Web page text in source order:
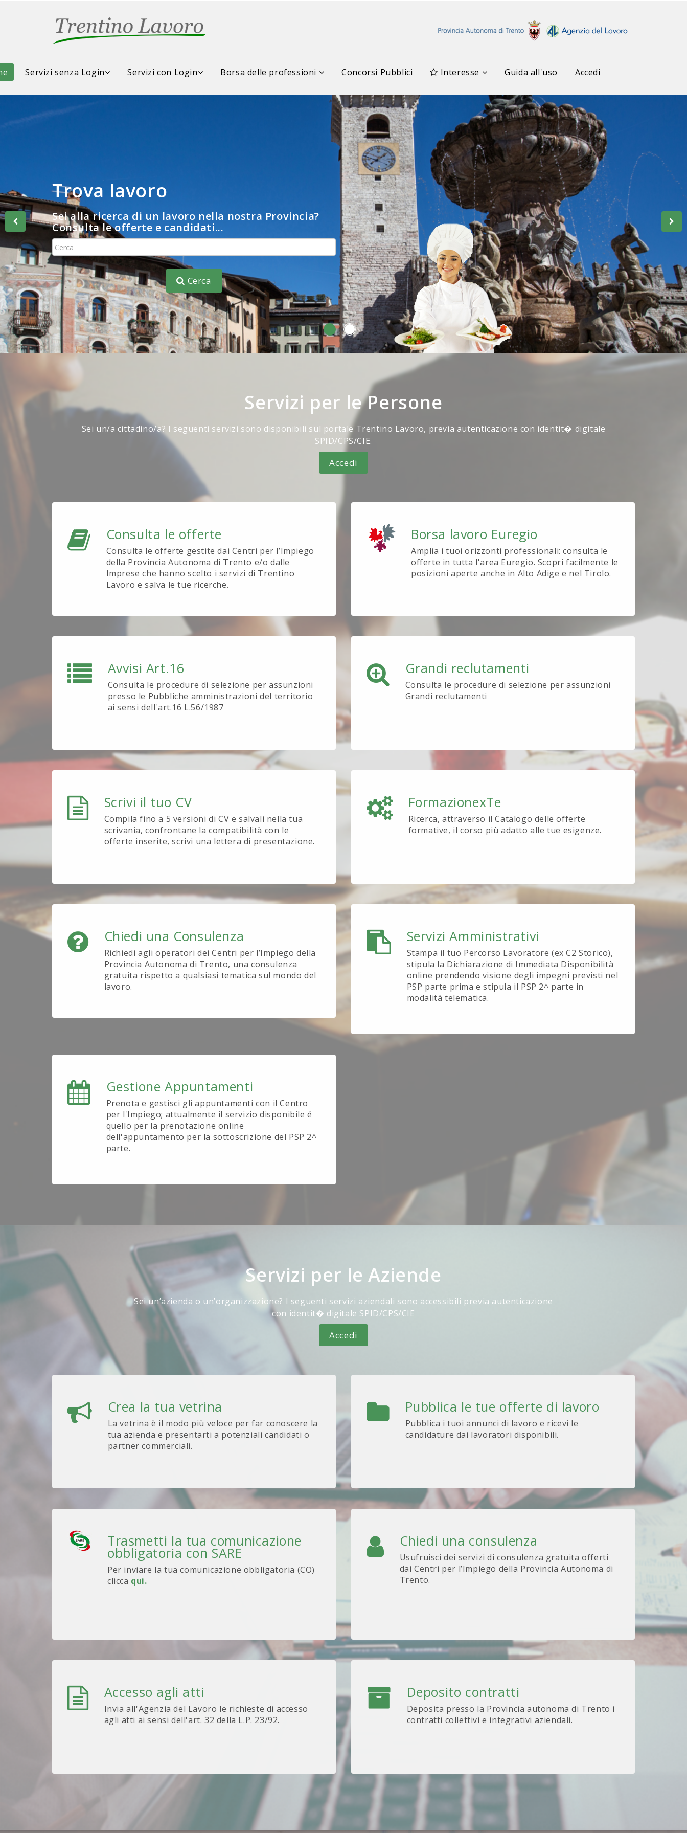
Servizi senza Login Servizi con Login Borsa delle professioni Concorsi Pubblici Interesse Guida all'uso Accedi
Trova lavoro
Sei alla ricerca di un lavoro nella nostra Provincia?
Consulta le offerte e candidati...
Cerca
Consulta la Borsa delle Professioni
Consulta
Servizi per le Persone
Sei un/a cittadino/a? I seguenti servizi sono disponibili sul portale Trentino Lavoro, previa autenticazione con identit� digitale
SPID/CPS/CIE.
Accedi
Consulta le offerte
Consulta le offerte gestite dai Centri per l’Impiego
della Provincia Autonoma di Trento e/o dalle
Imprese che hanno scelto i servizi di Trentino
Lavoro e salva le tue ricerche.
Borsa lavoro Euregio
Amplia i tuoi orizzonti professionali: consulta le
offerte in tutta l'area Euregio. Scopri facilmente le
posizioni aperte anche in Alto Adige e nel Tirolo.
Avvisi Art.16
Consulta le procedure di selezione per assunzioni
presso le Pubbliche amministrazioni del territorio
ai sensi dell'art.16 L.56/1987
Grandi reclutamenti
Consulta le procedure di selezione per assunzioni
Grandi reclutamenti
Scrivi il tuo CV
Compila fino a 5 versioni di CV e salvali nella tua
scrivania, confrontane la compatibilità con le
offerte inserite, scrivi una lettera di presentazione.
FormazionexTe
Ricerca, attraverso il Catalogo delle offerte
formative, il corso più adatto alle tue esigenze.
Chiedi una Consulenza
Richiedi agli operatori dei Centri per l’Impiego della
Provincia Autonoma di Trento, una consulenza
gratuita rispetto a qualsiasi tematica sul mondo del
lavoro.
Servizi Amministrativi
Stampa il tuo Percorso Lavoratore (ex C2 Storico),
stipula la Dichiarazione di Immediata Disponibilità
online prendendo visione degli impegni previsti nel
PSP parte prima e stipula il PSP 2^ parte in
modalità telematica.
Gestione Appuntamenti
Prenota e gestisci gli appuntamenti con il Centro
per l'Impiego; attualmente il servizio disponibile é
quello per la prenotazione online
dell'appuntamento per la sottoscrizione del PSP 2^
parte.
Servizi per le Aziende
Sei un’azienda o un’organizzazione? I seguenti servizi aziendali sono accessibili previa autenticazione
con identit� digitale SPID/CPS/CIE
Accedi
Crea la tua vetrina
La vetrina è il modo più veloce per far conoscere la
tua azienda e presentarti a potenziali candidati o
partner commerciali.
Pubblica le tue offerte di lavoro
Pubblica i tuoi annunci di lavoro e ricevi le
candidature dai lavoratori disponibili.
Trasmetti la tua comunicazione
obbligatoria con SARE
Per inviare la tua comunicazione obbligatoria (CO)
clicca qui.
Chiedi una consulenza
Usufruisci dei servizi di consulenza gratuita offerti
dai Centri per l’Impiego della Provincia Autonoma di
Trento.
Accesso agli atti
Invia all'Agenzia del Lavoro le richieste di accesso
agli atti ai sensi dell'art. 32 della L.P. 23/92.
Deposito contratti
Deposita presso la Provincia autonoma di Trento i
contratti collettivi e integrativi aziendali.